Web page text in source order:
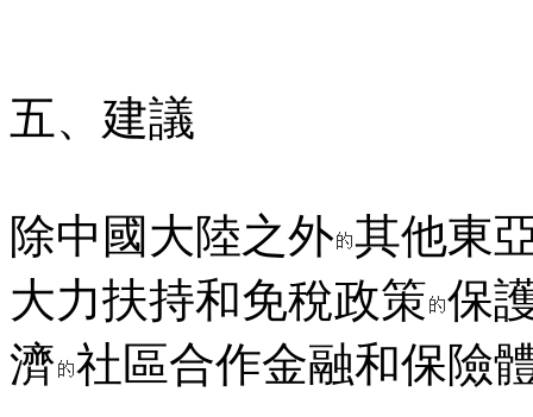
五、建議
除中國大陸之外 其他東
大力扶持和免稅政策 保
濟 社區合作金融和保險